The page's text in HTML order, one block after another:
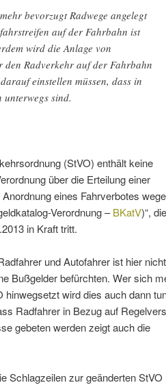
bevorzugt Radwege angelegt
auf der Fahrbahn ist
wird die Anlage von
Radverkehr auf der Fahrbahn
einstellen müssen, dass in
sind.
(StVO) enthält keine
über die Erteilung einer
eines Fahrverbotes
Verordnung –BKatV)“, die
in Kraft tritt.
und Autofahrer ist hier nicht
Bußgelder befürchten. Wer sich
wird dies auch dann
Radfahrer in Bezug auf
gebeten werden zeigt auch die
Schlagzeilen zur geänderten StVO